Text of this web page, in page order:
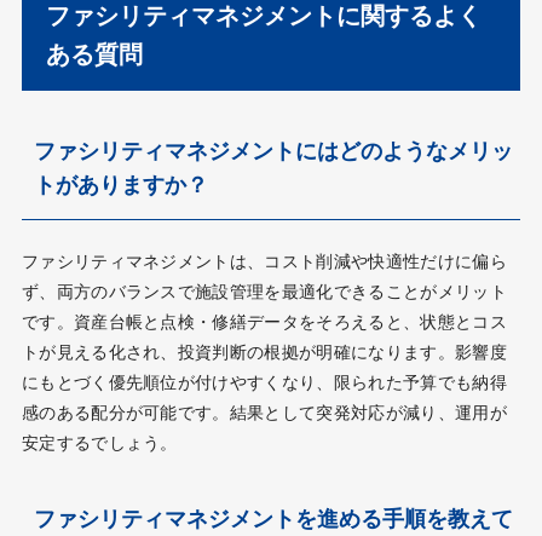
ファシリティマネジメントに関するよく
ある質問
ファシリティマネジメントにはどのようなメリッ
トがありますか？
ファシリティマネジメントは、コスト削減や快適性だけに偏ら
ず、両方のバランスで施設管理を最適化できることがメリット
です。資産台帳と点検・修繕データをそろえると、状態とコス
トが見える化され、投資判断の根拠が明確になります。影響度
にもとづく優先順位が付けやすくなり、限られた予算でも納得
感のある配分が可能です。結果として突発対応が減り、運用が
安定するでしょう。
ファシリティマネジメントを進める手順を教えて